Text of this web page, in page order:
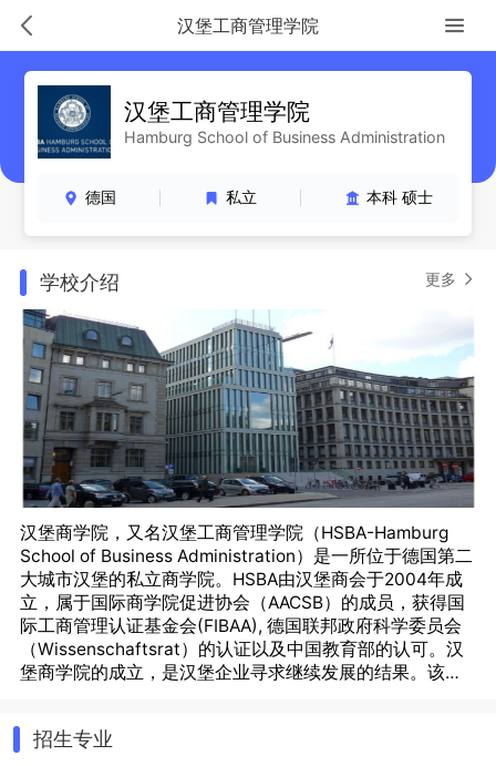
汉堡工商管理学院
汉堡工商管理学院
Hamburg School of Business Administration
德国 私立 本科 硕士
学校介绍 更多
汉堡商学院，又名汉堡工商管理学院（HSBA-Hamburg
School of Business Administration）是一所位于德国第二
大城市汉堡的私立商学院。HSBA由汉堡商会于2004年成
立，属于国际商学院促进协会（AACSB）的成员，获得国
际工商管理认证基金会(FIBAA), 德国联邦政府科学委员会
（Wissenschaftsrat）的认证以及中国教育部的认可。汉
堡商学院的成立，是汉堡企业寻求继续发展的结果。该校
紧密结合。在学习期间，汉堡商学院的学生可以在汉堡超
的人事经理们越来越多地参与到mba交流会当中，目的就
招生专业